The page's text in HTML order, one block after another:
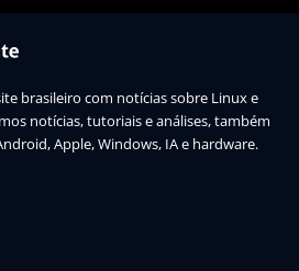
brasileiro com notícias sobre Linux e
notícias, tutoriais e análises, também
Apple, Windows, IA e hardware.